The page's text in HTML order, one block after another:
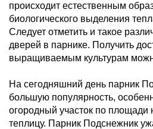
происходит естественным
биологического выделения
Следует отметить и такое
дверей в парнике. Получить
выращиваемым культурам
На сегодняшний день парник
большую популярность,
огородный участок по площади
теплицу. Парник Подснежник